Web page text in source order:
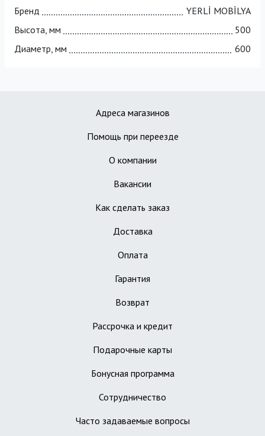
Бренд
YERLİ MOBİLYA
Высота, мм
500
Диаметр, мм
600
Адреса магазинов
Помощь при переезде
О компании
Вакансии
Как сделать заказ
Доставка
Оплата
Гарантия
Возврат
Рассрочка и кредит
Подарочные карты
Бонусная программа
Сотрудничество
Часто задаваемые вопросы